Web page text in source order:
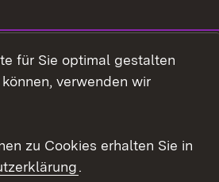
Datenschutz
für Sie optimal gestalten
verwenden wir
zu Cookies erhalten Sie in
.